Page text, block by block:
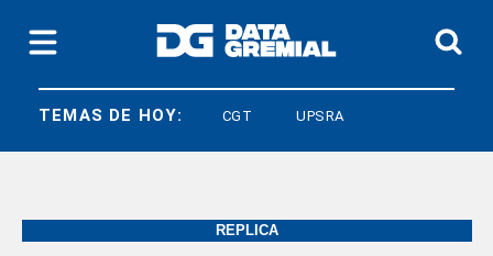
TEMAS DE HOY:
LEY BASES CGT UPSRA
RÉPLICA